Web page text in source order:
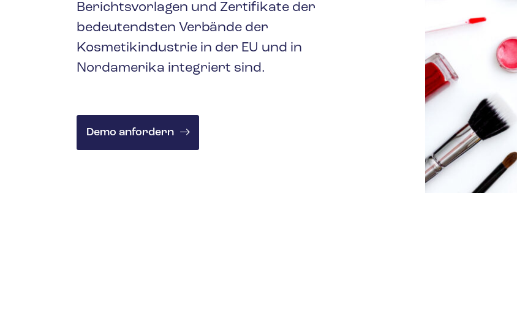
Berichtsvorlagen und Zertifikate der
bedeutendsten Verbände der
Kosmetikindustrie in der EU und in
Nordamerika integriert sind.
Demo anfordern